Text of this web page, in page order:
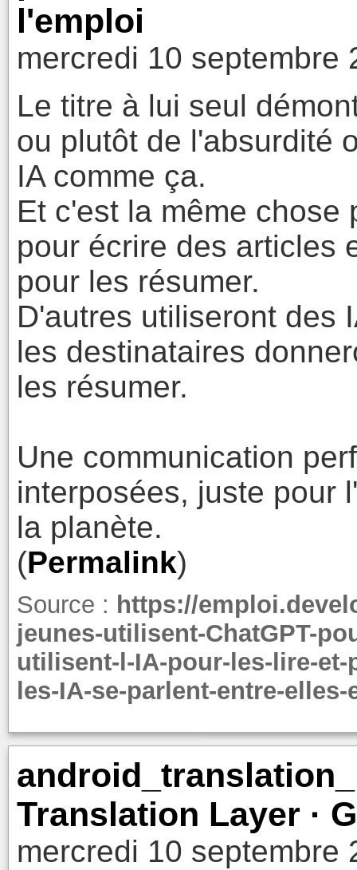
l'emploi
mercredi 10 septembre
Le titre à lui seul
ou plutôt de l'absurdité
IA comme ça.
Et c'est la même chose
pour écrire des articles
pour les résumer.
D'autres utiliseront des
les destinataires
les résumer.
Une communication
interposées, juste pour
la planète.
(Permalink)
Source : https://
jeunes-utilisent-ChatGPT-
utilisent-l-IA-pour-les-lire-et-
les-IA-se-parlent-entre-
Translation Layer ·
mercredi 10 septembre